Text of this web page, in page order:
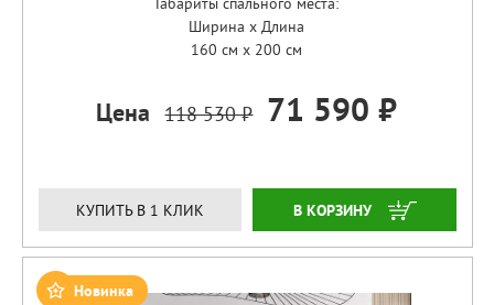
Ширина x Длина
160 см x 200 см
Цена 118 530 ₽ 71 590 ₽
КУПИТЬ В 1 КЛИК ЗАКАЗАТЬ
Новинка